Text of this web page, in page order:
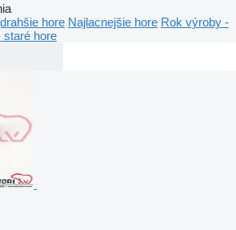
hore Najlacnejšie hore Rok výroby -
staré hore